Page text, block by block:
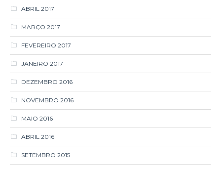
JANEIRO 2017
DEZEMBRO 2016
NOVEMBRO 2016
MAIO 2016
ABRIL 2016
SETEMBRO 2015
AGOSTO 2015
JULHO 2015
JUNHO 2015